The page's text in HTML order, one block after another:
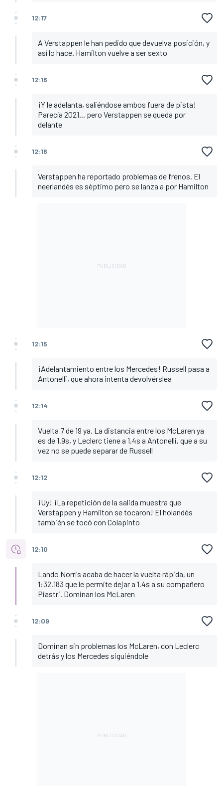
12:17
A Verstappen le han pedido que devuelva posición, y
así lo hace. Hamilton vuelve a ser sexto
12:16
¡Y le adelanta, saliéndose ambos fuera de pista!
Parecía 2021... pero Verstappen se queda por
delante
12:16
Verstappen ha reportado problemas de frenos. El
neerlandés es séptimo pero se lanza a por Hamilton
12:15
¡Adelantamiento entre los Mercedes! Russell pasa a
Antonelli, que ahora intenta devolvérslea
12:14
Vuelta 7 de 19 ya. La distancia entre los McLaren ya
es de 1.9s, y Leclerc tiene a 1.4s a Antonelli, que a su
vez no se puede separar de Russell
12:12
¡Uy! ¡La repetición de la salida muestra que
Verstappen y Hamilton se tocaron! El holandés
también se tocó con Colapinto
12:10
Lando Norris acaba de hacer la vuelta rápida, un
1:32.183 que le permite dejar a 1.4s a su compañero
Piastri. Dominan los McLaren
12:09
Dominan sin problemas los McLaren, con Leclerc
detrás y los Mercedes siguiéndole